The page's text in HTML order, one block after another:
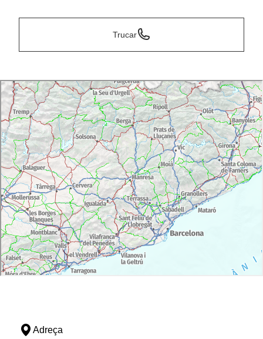
Trucar
Adreça